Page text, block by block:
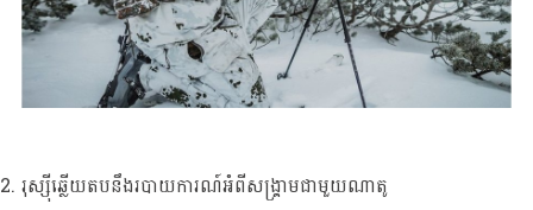
រុស្ស៊ីឆ្លើយតបនឹងរបាយការណ៍អំពីសង្គ្រាមជាមួយណាតូ